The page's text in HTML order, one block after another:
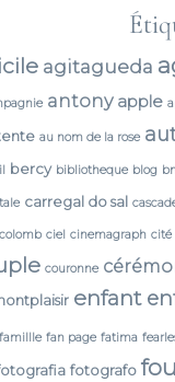
agitagueda
antony apple
au nom de la rose
bercy bibliotheque blog
carregal do sal
ciel cinemagraph cité
couronne
enfant
famillle fan page fatima
fotografo